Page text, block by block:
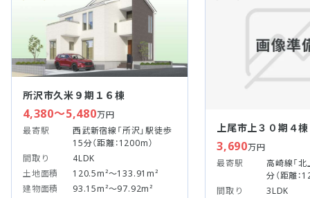
所沢市久米９期１６棟
4,380～5,480万円
最寄駅
西武新宿線「所沢」駅徒歩
15分（距離：1200m）
間取り
4LDK
土地面積
120.5m²～133.91m²
建物面積
93.15m²～97.92m²
上尾市上３０期４棟
3,690万円
最寄駅
高崎線「
分（距離：
間取り
3LDK